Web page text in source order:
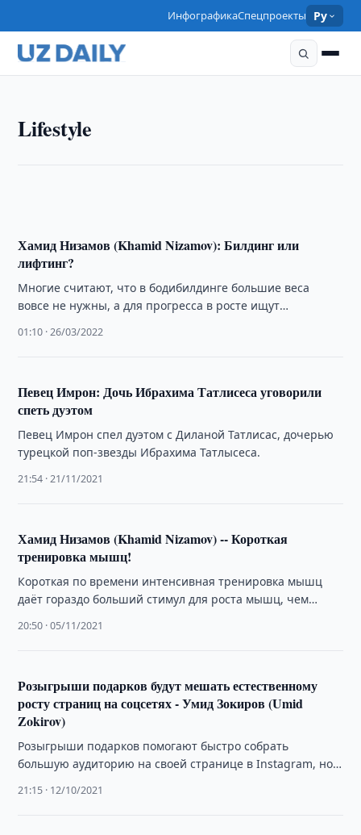
ИнфографикаСпецпроекты Ру
Lifestyle
Хамид Низамов (Khamid Nizamov): Спорт без
ошибок!
Хамид Низамов (Khamid Nizamov): Билдинг или
лифтинг?
Многие считают, что в бодибилдинге большие веса
вовсе не нужны, а для прогресса в росте ищут
01:10 · 26/03/2022
Певец Имрон: Дочь Ибрахима Татлисеса уговорили
спеть дуэтом
Певец Имрон спел дуэтом с Диланой Татлисас, дочерью
турецкой поп-звезды Ибрахима Татлысеса.
21:54 · 21/11/2021
Хамид Низамов (Khamid Nizamov) -- Короткая
тренировка мышц!
Короткая по времени интенсивная тренировка мышц
даёт гораздо больший стимул для роста мышц, чем
20:50 · 05/11/2021
Розыгрыши подарков будут мешать естественному
росту страниц на соцсетях - Умид Зокиров (Umid
Zokirov)
Розыгрыши подарков помогают быстро собрать
большую аудиторию на своей странице в Instagram, но
Зокиров …
21:15 · 12/10/2021